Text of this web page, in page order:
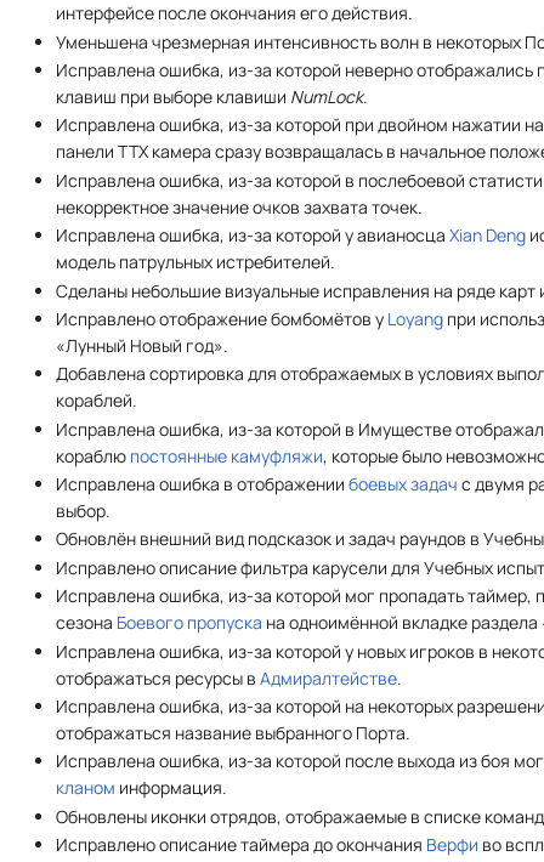
интерфейсе после окончания его действия.
Уменьшена чрезмерная интенсивность волн в некоторых
Исправлена ошибка, из-за которой неверно отображались
клавиш при выборе клавиши NumLock.
Исправлена ошибка, из-за которой при двойном нажатии
панели ТТХ камера сразу возвращалась в начальное
Исправлена ошибка, из-за которой в послебоевой
некорректное значение очков захвата точек.
Исправлена ошибка, из-за которой у авианосцаXian Deng
модель патрульных истребителей.
Сделаны небольшие визуальные исправления на ряде карт
Исправлено отображение бомбомётов у Loyang при
«Лунный Новый год».
Добавлена сортировка для отображаемых в условиях
кораблей.
Исправлена ошибка, из-за которой в Имуществе
кораблю постоянные камуфляжи, которые было
Исправлена ошибка в отображениибоевых задач с двумя
выбор.
Обновлён внешний вид подсказок и задач раундов в
Исправлено описание фильтра карусели для Учебных
Исправлена ошибка, из-за которой мог пропадать
сезона Боевого пропуска на одноимённой вкладке
Исправлена ошибка, из-за которой у новых игроков в
отображаться ресурсы вАдмиралтействе.
Исправлена ошибка, из-за которой на некоторых
отображаться название выбранного Порта.
Исправлена ошибка, из-за которой после выхода из боя
кланом информация.
Обновлены иконки отрядов, отображаемые в списке
Исправлено описание таймера до окончания Верфи во